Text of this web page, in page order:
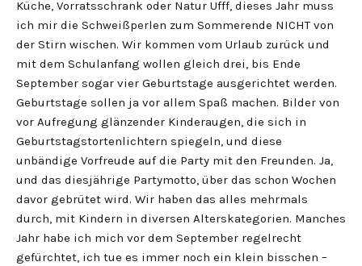
Küche, Vorratsschrank oder Natur Ufff, dieses Jahr muss
ich mir die Schweißperlen zum Sommerende NICHT von
der Stirn wischen. Wir kommen vom Urlaub zurück und
mit dem Schulanfang wollen gleich drei, bis Ende
September sogar vier Geburtstage ausgerichtet werden.
Geburtstage sollen ja vor allem Spaß machen. Bilder von
vor Aufregung glänzender Kinderaugen, die sich in
Geburtstagstortenlichtern spiegeln, und diese
unbändige Vorfreude auf die Party mit den Freunden. Ja,
und das diesjährige Partymotto, über das schon Wochen
davor gebrütet wird. Wir haben das alles mehrmals
durch, mit Kindern in diversen Alterskategorien. Manches
Jahr habe ich mich vor dem September regelrecht
gefürchtet, ich tue es immer noch ein klein bisschen –